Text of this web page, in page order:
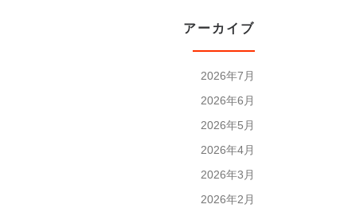
アーカイブ
2026年7月
2026年6月
2026年5月
2026年4月
2026年3月
2026年2月